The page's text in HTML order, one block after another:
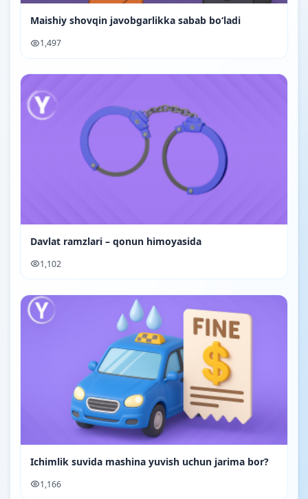
Maishiy shovqin javobgarlikka sabab bo‘ladi
1,497
Davlat ramzlari – qonun himoyasida
1,102
Ichimlik suvida mashina yuvish uchun jarima bor?
1,166